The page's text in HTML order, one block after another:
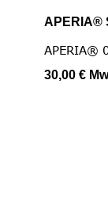
APERIA®
APERIA®
30,00 €